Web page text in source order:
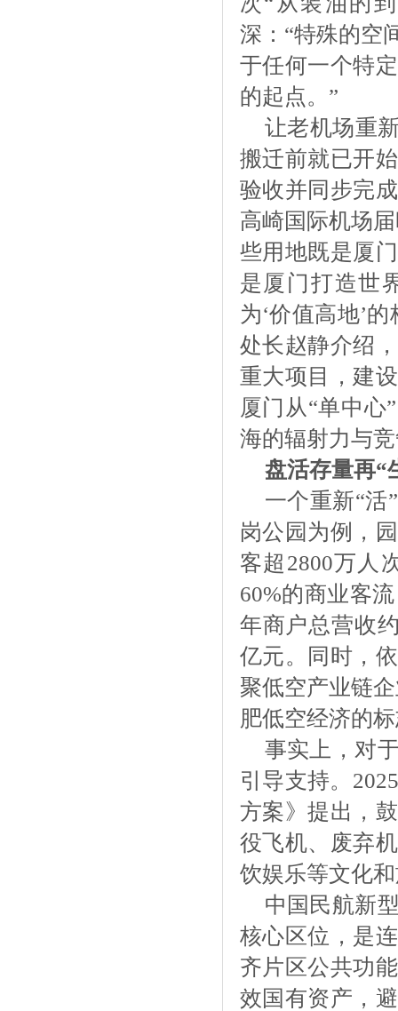
深：“特殊的空
于任何一个特
的起点。”
让老机场重
搬迁前就已开
验收并同步完
高崎国际机场
些用地既是厦
是厦门打造世
为‘价值高地’
处长赵静介绍
重大项目，建
厦门从“单中心
海的辐射力与
盘活存量再“
一个重新“活
岗公园为例，
客超2800万人
60%的商业客
年商户总营收
亿元。同时，
聚低空产业链
肥低空经济的
事实上，对
引导支持。
方案》提出，
役飞机、废弃
饮娱乐等文化
中国民航新
核心区位，是
齐片区公共功
效国有资产，